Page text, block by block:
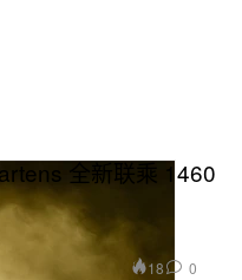
全新联乘 1460
18 0